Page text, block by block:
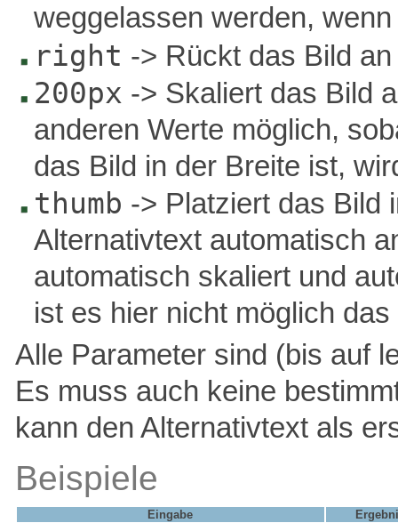
weggelassen werden,
right -> Rückt das Bild
200px -> Skaliert das Bild
anderen Werte möglich,
das Bild in der Breite ist,
thumb -> Platziert das Bild
Alternativtext automatisch
automatisch skaliert und
ist es hier nicht möglich
Alle Parameter sind (bis auf
Es muss auch keine
kann den Alternativtext als
Beispiele
Eingabe